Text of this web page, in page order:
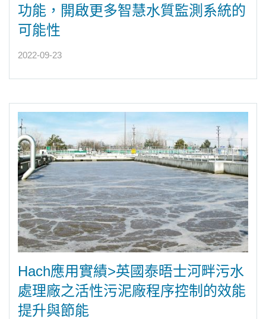
功能，開啟更多智慧水質監測系統的
可能性
2022-09-23
Hach應用實績>英國泰晤士河畔污水
處理廠之活性污泥廠程序控制的效能
提升與節能